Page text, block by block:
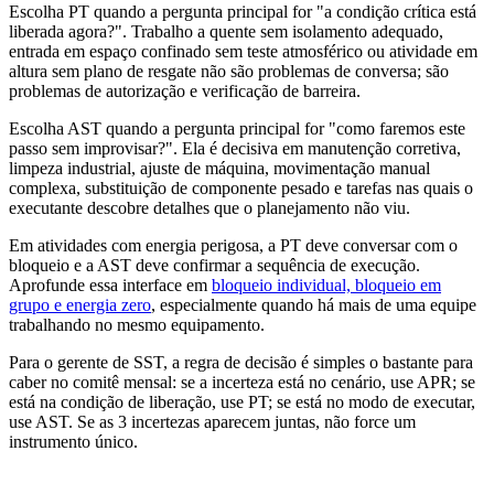
Escolha PT quando a pergunta principal for "a condição crítica está
liberada agora?". Trabalho a quente sem isolamento adequado,
entrada em espaço confinado sem teste atmosférico ou atividade em
altura sem plano de resgate não são problemas de conversa; são
problemas de autorização e verificação de barreira.
Escolha AST quando a pergunta principal for "como faremos este
passo sem improvisar?". Ela é decisiva em manutenção corretiva,
limpeza industrial, ajuste de máquina, movimentação manual
complexa, substituição de componente pesado e tarefas nas quais o
executante descobre detalhes que o planejamento não viu.
Em atividades com energia perigosa, a PT deve conversar com o
bloqueio e a AST deve confirmar a sequência de execução.
Aprofunde essa interface em bloqueio individual, bloqueio em
grupo e energia zero, especialmente quando há mais de uma equipe
trabalhando no mesmo equipamento.
Para o gerente de SST, a regra de decisão é simples o bastante para
caber no comitê mensal: se a incerteza está no cenário, use APR; se
está na condição de liberação, use PT; se está no modo de executar,
use AST. Se as 3 incertezas aparecem juntas, não force um
instrumento único.